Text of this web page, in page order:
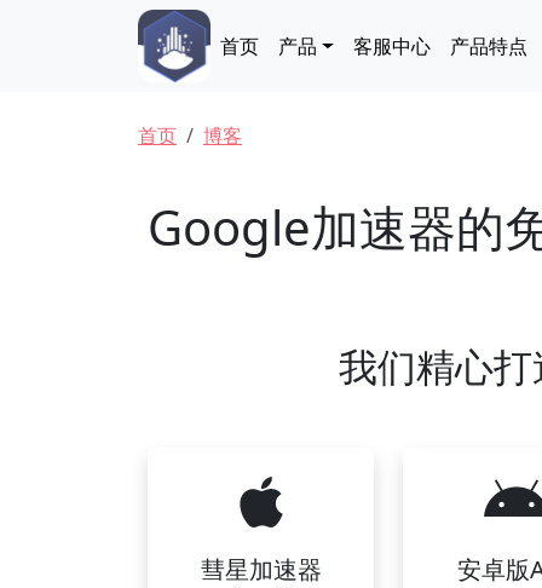
Main navigation
首页 产品 客服中心 产品特点
面包屑
首页 博客
Google加速器的
我们精心
彗星加速器
安卓版